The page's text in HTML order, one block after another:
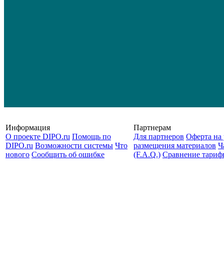
Информация
О проекте DIPO.ru Помощь по
DIPO.ru Возможности системы Что
нового Сообщить об ошибке
Партнерам
Для партнеров Оферта на
размещения материалов
(F.A.Q.) Cравнение